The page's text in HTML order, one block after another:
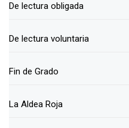
De lectura obligada
De lectura voluntaria
Fin de Grado
La Aldea Roja